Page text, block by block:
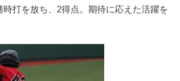
打を放ち、2得点。期待に応えた活躍を